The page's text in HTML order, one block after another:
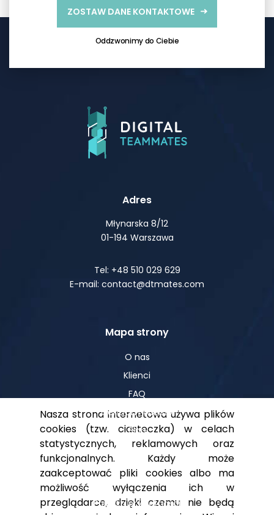
ZOSTAW DANE KONTAKTOWE
Oddzwonimy do Ciebie
Adres
Młynarska 8/12
01-194 Warszawa
Tel: +48 510 029 629
E-mail: contact@dtmates.com
Mapa strony
O nas
Klienci
FAQ
Centrum Wiedzy
Blog
Pomoc
Polityka prywatności
Nasza strona internetowa używa plików
cookies (tzw. ciasteczka) w celach
statystycznych, reklamowych oraz
funkcjonalnych. Każdy może
zaakceptować pliki cookies albo ma
możliwość wyłączenia ich w
przeglądarce, dzięki czemu nie będą